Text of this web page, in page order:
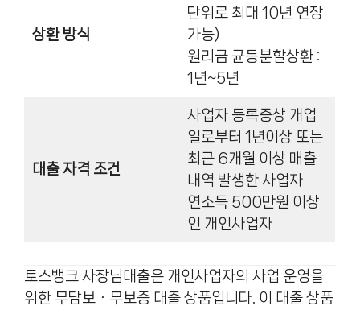
상환 방식
단위로 최대 10년 연장
가능)
원리금 균등분할상환 :
1년~5년
대출 자격 조건
사업자 등록증상 개업
일로부터 1년이상 또는
최근 6개월 이상 매출
내역 발생한 사업자
연소득 500만원 이상
인 개인사업자
토스뱅크 사장님대출은 개인사업자의 사업 운영을
위한 무담보ㆍ무보증 대출 상품입니다. 이 대출 상품